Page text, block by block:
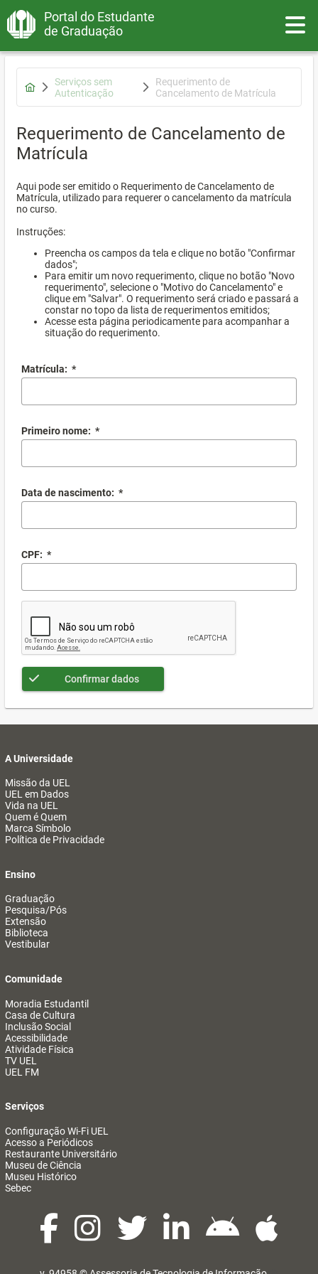
Portal do Estudante
de Graduação
Serviços sem
Autenticação
Requerimento de
Cancelamento de Matrícula
Requerimento de Cancelamento de
Matrícula
Aqui pode ser emitido o Requerimento de Cancelamento de
Matrícula, utilizado para requerer o cancelamento da matrícula
no curso.
Instruções:
Preencha os campos da tela e clique no botão "Confirmar
dados";
Para emitir um novo requerimento, clique no botão "Novo
requerimento", selecione o "Motivo do Cancelamento" e
clique em "Salvar". O requerimento será criado e passará a
constar no topo da lista de requerimentos emitidos;
Acesse esta página periodicamente para acompanhar a
situação do requerimento.
Matrícula: *
Primeiro nome: *
Data de nascimento: *
CPF: *
Confirmar dados
A Universidade
Missão da UEL
UEL em Dados
Vida na UEL
Quem é Quem
Marca Símbolo
Política de Privacidade
Ensino
Graduação
Pesquisa/Pós
Extensão
Biblioteca
Vestibular
Comunidade
Moradia Estudantil
Casa de Cultura
Inclusão Social
Acessibilidade
Atividade Física
TV UEL
UEL FM
Serviços
Configuração Wi-Fi UEL
Acesso a Periódicos
Restaurante Universitário
Museu de Ciência
Museu Histórico
Sebec